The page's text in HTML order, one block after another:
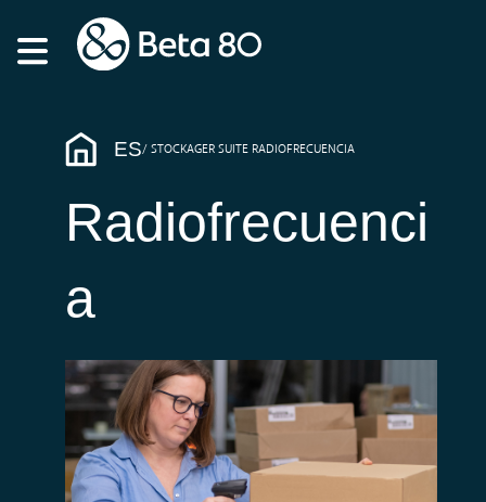
ES STOCKAGER SUITE RADIOFRECUENCIA
Radiofrecuenci
a